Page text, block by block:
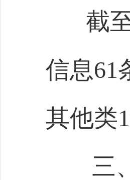
截
信息61
其他类
三